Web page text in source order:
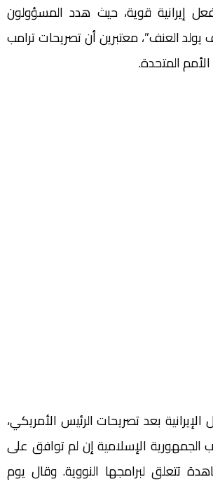
إيرانية قوية، حيث هدد المسؤولون
يولد العنف”، معتبرين أن تصريحات ترامب
المتحدة.
بعد تصريحات الرئيس الأمريكي،
الجمهورية الإسلامية إن لم توافق على
تتعلق لبرامجها النووية. وقال يوم